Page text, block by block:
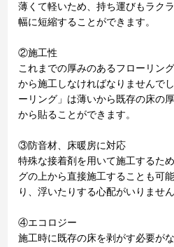
薄くて軽いため、持ち運びもラク
幅に短縮することができます。
②施工性
これまでの厚みのあるフローリン
から施工しなければなりませんで
ーリング」は薄いから既存の床の
から貼ることができます。
③防音材、床暖房に対応
特殊な接着剤を用いて施工するた
グの上から直接施工することも可
り、浮いたりする心配がいりません
④エコロジー
施工時に既存の床を剥がす必要が